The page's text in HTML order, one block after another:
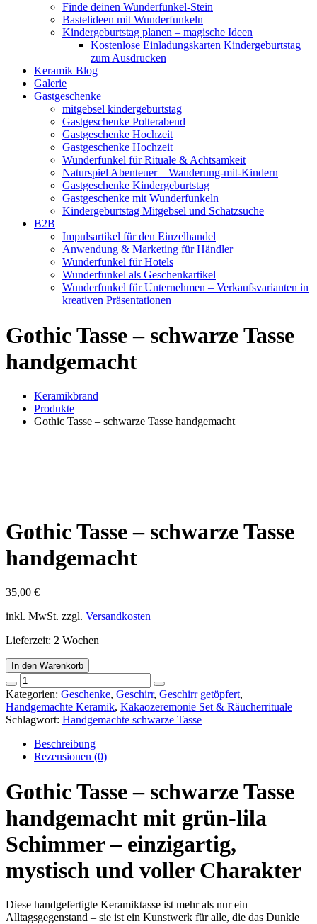
Finde deinen Wunderfunkel-Stein
Bastelideen mit Wunderfunkeln
Kindergeburtstag planen – magische Ideen
Kostenlose Einladungskarten Kindergeburtstag
zum Ausdrucken
Keramik Blog
Galerie
Gastgeschenke
mitgebsel kindergeburtstag
Gastgeschenke Polterabend
Gastgeschenke Hochzeit
Gastgeschenke Hochzeit
Wunderfunkel für Rituale & Achtsamkeit
Naturspiel Abenteuer – Wanderung-mit-Kindern
Gastgeschenke Kindergeburtstag
Gastgeschenke mit Wunderfunkeln
Kindergeburtstag Mitgebsel und Schatzsuche
B2B
Impulsartikel für den Einzelhandel
Anwendung & Marketing für Händler
Wunderfunkel für Hotels
Wunderfunkel als Geschenkartikel
Wunderfunkel für Unternehmen – Verkaufsvarianten in
kreativen Präsentationen
Gothic Tasse – schwarze Tasse
handgemacht
Keramikbrand
Produkte
Gothic Tasse – schwarze Tasse handgemacht
Gothic Tasse – schwarze Tasse
handgemacht
35,00 €
inkl. MwSt. zzgl. Versandkosten
Lieferzeit: 2 Wochen
In den Warenkorb
Gothic
Tasse
-
schwarze
Tasse
handgemacht
Menge
Kategorien: Geschenke, Geschirr, Geschirr getöpfert,
Handgemachte Keramik, Kakaozeremonie Set & Räucherrituale
Schlagwort: Handgemachte schwarze Tasse
Beschreibung
Rezensionen (0)
Gothic Tasse – schwarze Tasse
handgemacht mit grün-lila
Schimmer – einzigartig,
mystisch und voller Charakter
Diese handgefertigte Keramiktasse ist mehr als nur ein
Alltagsgegenstand – sie ist ein Kunstwerk für alle, die das Dunkle